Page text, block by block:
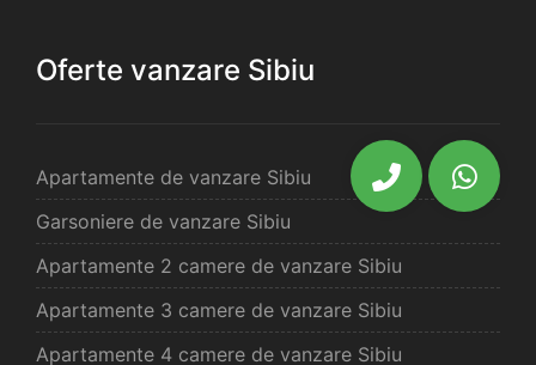
Oferte vanzare Sibiu
Apartamente de vanzare Sibiu
Garsoniere de vanzare Sibiu
Apartamente 2 camere de vanzare Sibiu
Apartamente 3 camere de vanzare Sibiu
Apartamente 4 camere de vanzare Sibiu